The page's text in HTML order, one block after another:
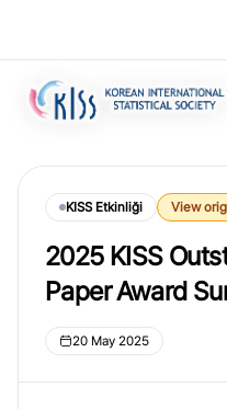
KISS Etkinliği View
2025 KISS
Paper Award
20 May 2025